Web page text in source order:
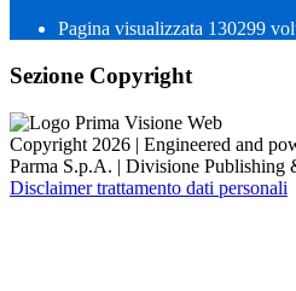
Pagina visualizzata 130299
Sezione Copyright
Copyright 2026 | Engineered and
Parma S.p.A. | Divisione Publishing
Disclaimer trattamento dati personali